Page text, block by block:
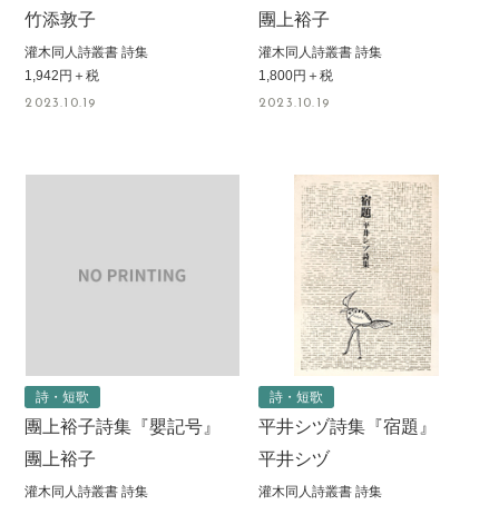
竹添敦子
灌木同人詩叢書 詩集
1,942円＋税
2023.10.19
團上裕子
灌木同人詩叢書 詩集
1,800円＋税
2023.10.19
詩・短歌
團上裕子詩集『嬰記号』
團上裕子
灌木同人詩叢書 詩集
詩・短歌
平井シヅ詩集『宿題』
平井シヅ
灌木同人詩叢書 詩集